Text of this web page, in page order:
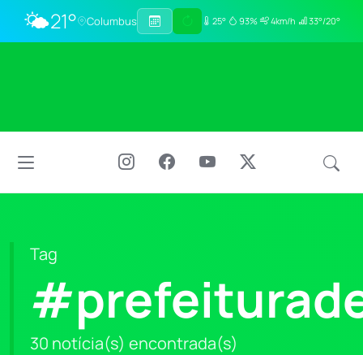
🌤️21° Columbus 25° 93% 4km/h 33°/20°
Tag
30 notícia(s) encontrada(s)